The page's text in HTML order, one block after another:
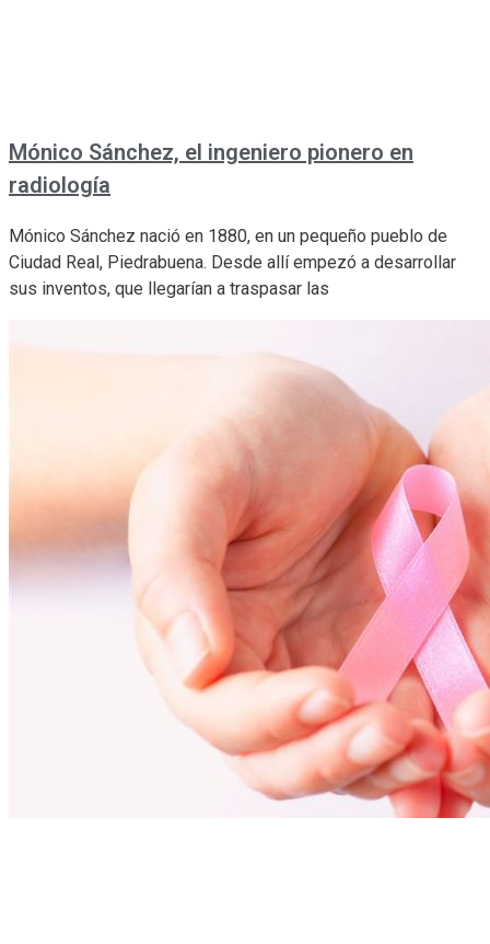
Mónico Sánchez, el ingeniero pionero en
radiología
Mónico Sánchez nació en 1880, en un pequeño pueblo de
Ciudad Real, Piedrabuena. Desde allí empezó a desarrollar
sus inventos, que llegarían a traspasar las